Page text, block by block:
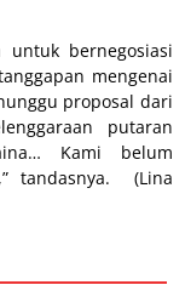
untuk bernegosiasi
mengenai
proposal dari
putaran
Kami belum
tandasnya. (Lina